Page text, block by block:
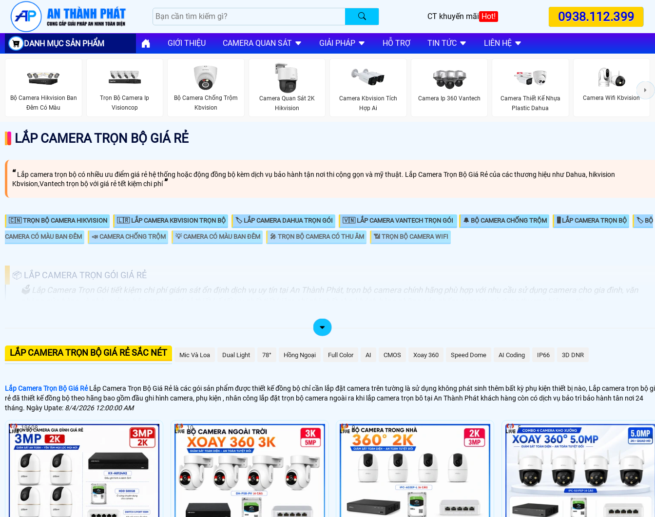
CT khuyến mãi Hot! 0938.112.399
DANH MỤC SẢN PHẨM GIỚI THIỆU CAMERA QUAN SÁT GIẢI PHÁP HỖ TRỢ TIN TỨC LIÊN HỆ
Bộ Camera Hikvision Ban
Đêm Có Màu
Trọn Bộ Camera Ip
Visioncop
Bộ Camera Chống Trộm
Kbvision
Camera Quan Sát 2K
Hikvision
Camera Kbvision Tích
Hợp Ai
Camera Ip 360 Vantech
Camera Thiết Kế Nhựa
Plastic Dahua
Camera Wifi Kbvision
LẮP CAMERA TRỌN BỘ GIÁ RẺ
Lắp camera trọn bộ có nhiều ưu điểm giá rẻ hệ thống hoặc động đồng bộ kèm dịch vụ bảo hành tận nơi thi cộng gọn và mỹ thuật. Lắp Camera Trọn Bộ Giá Rẻ của các thương hiệu như Dahua, hikvision
Kbvision,Vantech trọn bộ với giá rẻ tết kiệm chi phí
🇨🇳 TRỌN BỘ CAMERA HIKVISION 🇱🇷 LẮP CAMERA KBVISION TRỌN BỘ 🏷 LẮP CAMERA DAHUA TRỌN GÓI 🇻🇳 LẮP CAMERA VANTECH TRỌN GÓI 🔔 BỘ CAMERA CHỐNG TRỘM 🖥 LẮP CAMERA TRỌN BỘ 🏷 BỘ
CAMERA CÓ MÀU BAN ĐÊM 📣 CAMERA CHỐNG TRỘM 💡 CAMERA CÓ MÀU BAN ĐÊM ️🎤 TRỌN BỘ CAMERA CÓ THU ÂM 📶 TRỌN BỘ CAMERA WIFI
📦 LẮP CAMERA TRỌN GÓI GIÁ RẺ
🗳 Lắp Camera Trọn Gói tiết kiệm chi phí giám sát ổn định dịch vụ uy tín tại An Thành Phát, trọn bộ camera chính hãng phù hợp với nhu cầu sử dụng camera cho gia đình, văn
Gói 4 camera Dahua giám sát gia đình
🎙 Bộ 4 Camera Ghi Âm Giá Rẻ - Hồng Ngoại 80m 5.900.000 VNĐCamera Thu Âm -Hồng ngoại 80m
💣 Lắp Camera FUL Color
💮 Lắp Camera IP Siêu Nét 4.000.00 VNĐ Trọn Gói 4 camera Ip cao cấp
🔆️ Dịch vụ lắp camera trọn gói tại An Thành Phát bao gồm nhân công lắp đặt bảo trì bảo hành hệ thống camera tân nơi, trọn gói camera được thiết kết bao gồm đầu ghi hình ,camera ,ổ cứng lưu trữ và phụ kiện đầy đủ
lắp hệ thống camera lên hình dơn giản nhất. ☎
LẮP CAMERA TRỌN BỘ GIÁ RẺ SẮC NÉT Mic Và Loa Dual Light 78° Hồng Ngoại Full Color AI CMOS Xoay 360 Speed Dome AI Coding IP66 3D DNR
Lắp Camera Trọn Bộ Giá RẻLắp Camera Trọn Bộ Giá Rẻ là các gói sản phẩm được thiết kế đồng bộ chỉ cần lắp đặt camera trên tường là sử dụng không phát sinh thêm bất kỳ phụ kiện thiết bị nào, Lắp camera trọn bộ
rẻ đã thiết kế đồng bộ theo hãng bao gồm đầu ghi hình camera, phụ kiện , nhân công lắp đặt trọn bộ camera ngoài ra khi lắp camera trọn bô tại An Thành Phát khách hàng còn có dịch vụ bảo trì bảo hành tân nơi 24
tháng. Ngày Upate: 8/4/2026 12:00:00 AM
19608 10 9 5